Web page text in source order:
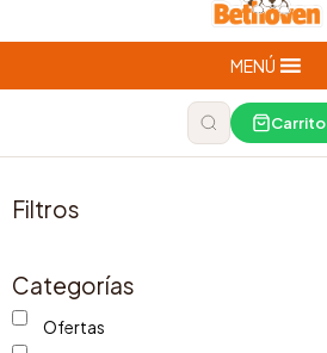
MENÚ
Carrito
Filtros
Categorías
Ofertas